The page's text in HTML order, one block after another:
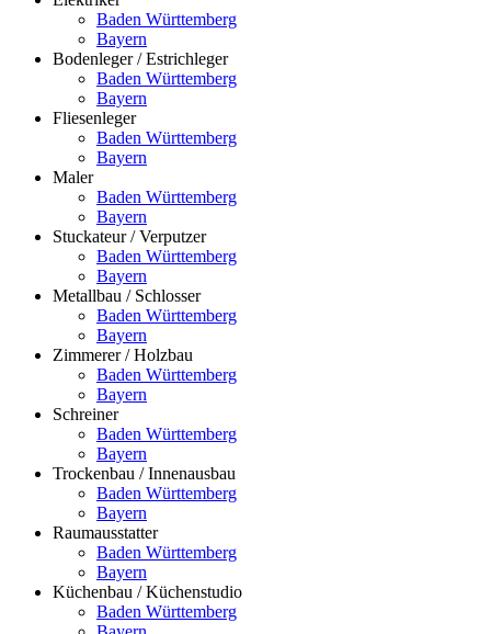
Baden Württemberg
Bayern
Bodenleger / Estrichleger
Baden Württemberg
Bayern
Fliesenleger
Baden Württemberg
Bayern
Maler
Baden Württemberg
Bayern
Stuckateur / Verputzer
Baden Württemberg
Bayern
Metallbau / Schlosser
Baden Württemberg
Bayern
Zimmerer / Holzbau
Baden Württemberg
Bayern
Schreiner
Baden Württemberg
Bayern
Trockenbau / Innenausbau
Baden Württemberg
Bayern
Raumausstatter
Baden Württemberg
Bayern
Küchenbau / Küchenstudio
Baden Württemberg